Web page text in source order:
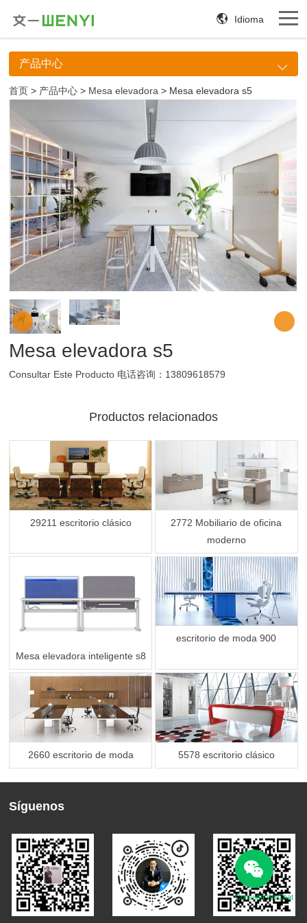
Idioma
产品中心
首页 > 产品中心 > Mesa elevadora > Mesa elevadora s5
Mesa elevadora s5
Consultar Este Producto 电话咨询：13809618579
Productos relacionados
29211 escritorio clásico
2772 Mobiliario de oficina
moderno
Mesa elevadora inteligente s8
escritorio de moda 900
2660 escritorio de moda 5578 escritorio clásico
Síguenos
Consulta WeChat